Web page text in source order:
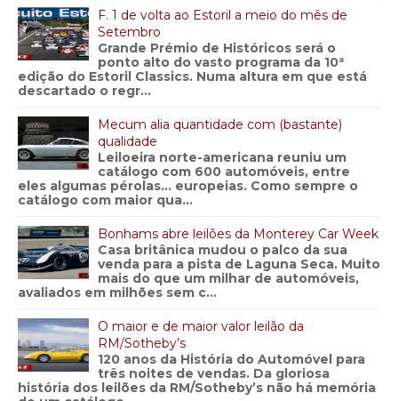
F. 1 de volta ao Estoril a meio do mês de
Setembro
Grande Prémio de Históricos será o
ponto alto do vasto programa da 10ª
edição do Estoril Classics. Numa altura em que está
descartado o regr...
Mecum alia quantidade com (bastante)
qualidade
Leiloeira norte-americana reuniu um
catálogo com 600 automóveis, entre
eles algumas pérolas… europeias. Como sempre o
catálogo com maior qua...
Bonhams abre leilões da Monterey Car Week
Casa britânica mudou o palco da sua
venda para a pista de Laguna Seca. Muito
mais do que um milhar de automóveis,
avaliados em milhões sem c...
O maior e de maior valor leilão da
RM/Sotheby’s
120 anos da História do Automóvel para
três noites de vendas. Da gloriosa
história dos leilões da RM/Sotheby’s não há memória